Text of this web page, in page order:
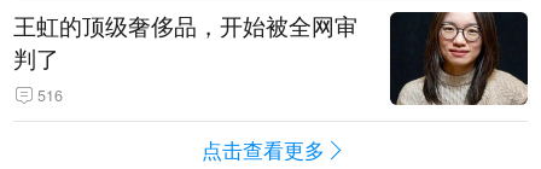
王虹的顶级奢侈品，开始被全网审
判了
516
点击查看更多